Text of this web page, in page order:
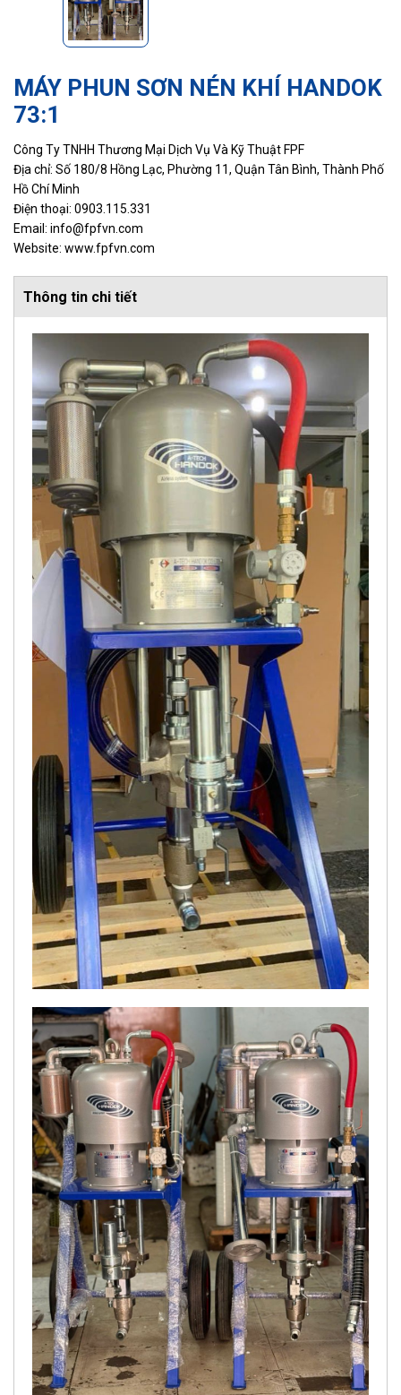
MÁY PHUN SƠN NÉN KHÍ HANDOK
73:1
Công Ty TNHH Thương Mại Dịch Vụ Và Kỹ Thuật FPF
Địa chỉ: Số 180/8 Hồng Lạc, Phường 11, Quận Tân Bình, Thành Phố
Hồ Chí Minh
Điện thoại: 0903.115.331
Email: info@fpfvn.com
Website: www.fpfvn.com
Thông tin chi tiết